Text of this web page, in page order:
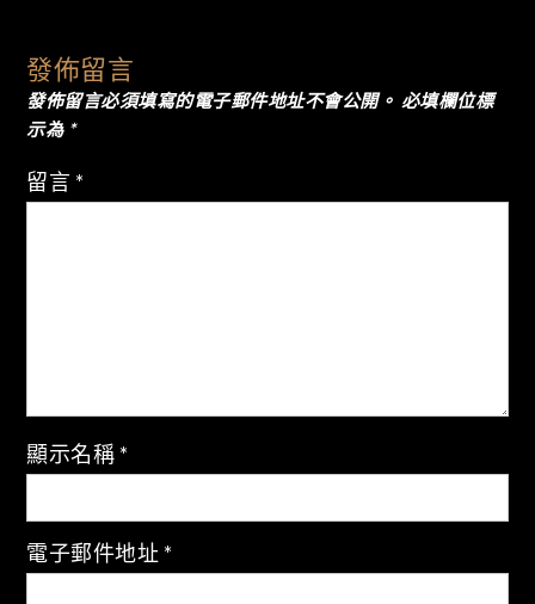
覽
發佈留言
發佈留言必須填寫的電子郵件地址不會公開。 必填欄位標
示為 *
留言 *
顯示名稱 *
電子郵件地址 *